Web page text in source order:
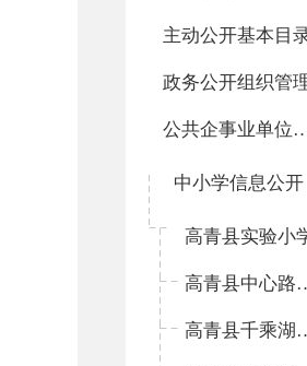
主动公开基本目
政务公开组织管
公共企事业单
中小学信息公开
高青县实验小
高青县
高青县